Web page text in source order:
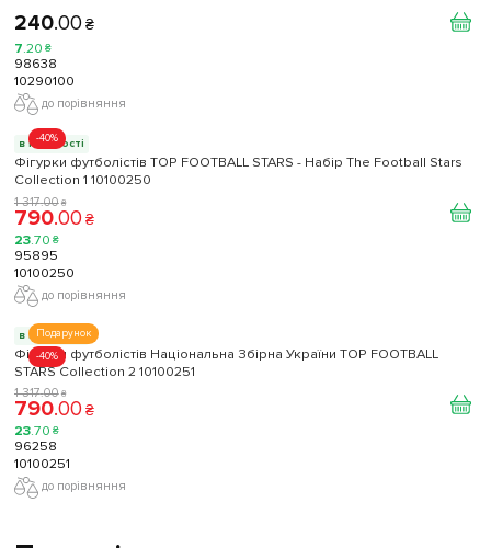
240.00 ₴
7.20 ₴
98638
10290100
до порівняння
-40%
в наявності
Фігурки футболістів TOP FOOTBALL STARS - Набір The Football Stars
Collection 1 10100250
1 317.00 ₴
790.00 ₴
23.70 ₴
95895
10100250
до порівняння
Подарунок
-40%
в наявності
Фігурки футболістів Національна Збірна України TOP FOOTBALL
STARS Collection 2 10100251
1 317.00 ₴
790.00 ₴
23.70 ₴
96258
10100251
до порівняння